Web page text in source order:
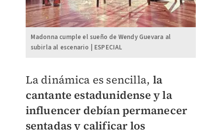
Madonna cumple el sueño de Wendy Guevara al
subirla al escenario | ESPECIAL
La dinámica es sencilla, la
cantante estadunidense y la
influencer debían permanecer
sentadas y calificar los